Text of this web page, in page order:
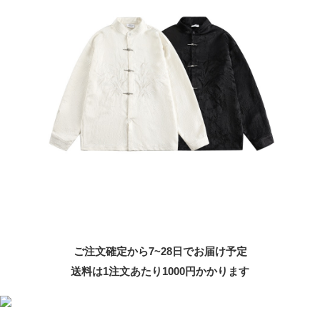
ご注文確定から7~28日でお届け予定
送料は1注文あたり 1000円かかります